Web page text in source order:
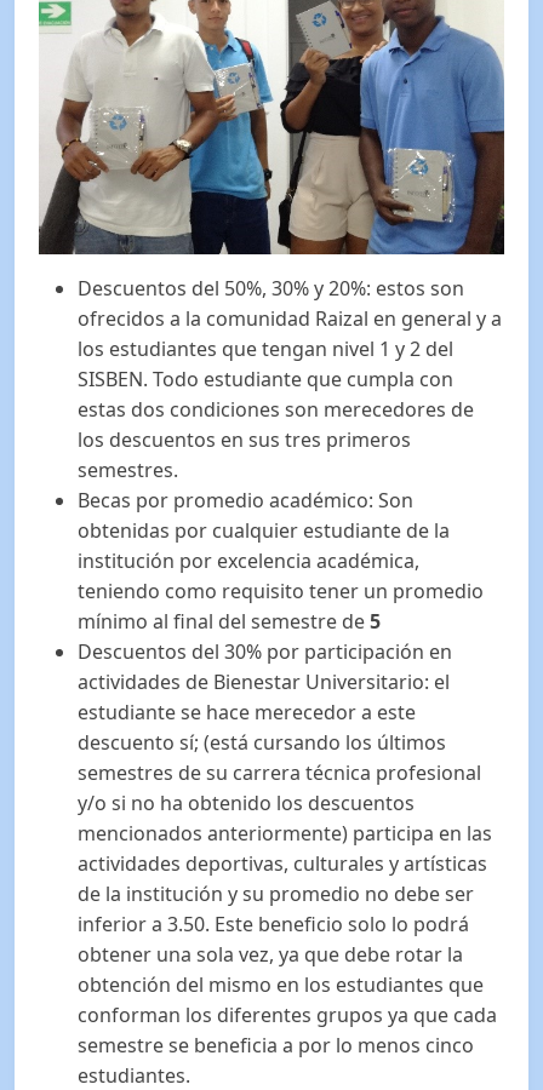
Descuentos del 50%, 30% y 20%: estos son
ofrecidos a la comunidad Raizal en general y a
los estudiantes que tengan nivel 1 y 2 del
SISBEN. Todo estudiante que cumpla con
estas dos condiciones son merecedores de
los descuentos en sus tres primeros
semestres.
Becas por promedio académico: Son
obtenidas por cualquier estudiante de la
institución por excelencia académica,
teniendo como requisito tener un promedio
mínimo al final del semestre de5
Descuentos del 30% por participación en
actividades de Bienestar Universitario: el
estudiante se hace merecedor a este
descuento sí; (está cursando los últimos
semestres de su carrera técnica profesional
y/o si no ha obtenido los descuentos
mencionados anteriormente) participa en las
actividades deportivas, culturales y artísticas
de la institución y su promedio no debe ser
inferior a 3.50. Este beneficio solo lo podrá
obtener una sola vez, ya que debe rotar la
obtención del mismo en los estudiantes que
conforman los diferentes grupos ya que cada
semestre se beneficia a por lo menos cinco
estudiantes.